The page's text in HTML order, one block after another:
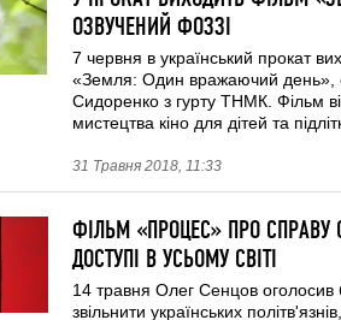
ОЗВУЧЕНИЙ ФОЗЗІ
7 червня в український прокат
«Земля: Один вражаючий день»,
Сидоренко з гурту ТНМК. Фільм
мистецтва кіно для дітей та
31 Травня 2018, 11:33
ФІЛЬМ «ПРОЦЕС» ПРО СПРАВУ
ДОСТУПІ В УСЬОМУ СВІТІ
14 травня Олег Сенцов оголосив
звільнити українських